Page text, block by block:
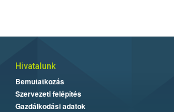
Hivatalunk
Bemutatkozás
Szervezeti felépítés
Gazdálkodási adatok